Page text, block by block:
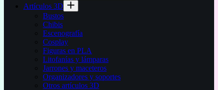
Artículos 3D
Bustos
Chibis
Escenografía
Cosplay
Figuras en PLA
Litofanías y lámparas
Jarrones y maceteros
Organizadores y soportes
Otros artículos 3D